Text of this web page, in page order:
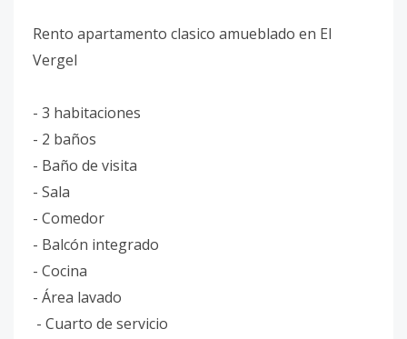
Rento apartamento clasico amueblado en El
Vergel
- 3 habitaciones
- 2 baños
- Baño de visita
- Sala
- Comedor
- Balcón integrado
- Cocina
- Área lavado
- Cuarto de servicio